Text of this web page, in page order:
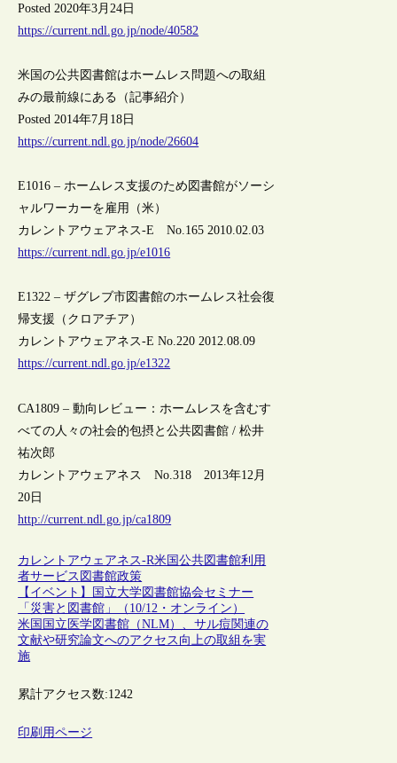
Posted 2020年3月24日
https://current.ndl.go.jp/node/40582
米国の公共図書館はホームレス問題への取組
みの最前線にある（記事紹介）
Posted 2014年7月18日
https://current.ndl.go.jp/node/26604
E1016 – ホームレス支援のため図書館がソーシ
ャルワーカーを雇用（米）
カレントアウェアネス-E No.165 2010.02.03
https://current.ndl.go.jp/e1016
E1322 – ザグレブ市図書館のホームレス社会復
帰支援（クロアチア）
カレントアウェアネス-E No.220 2012.08.09
https://current.ndl.go.jp/e1322
CA1809 – 動向レビュー：ホームレスを含むす
べての人々の社会的包摂と公共図書館 / 松井
祐次郎
カレントアウェアネス No.318 2013年12月
20日
http://current.ndl.go.jp/ca1809
カレントアウェアネス-R米国公共図書館利用
者サービス 図書館政策
【イベント】国立大学図書館協会セミナー
「災害と図書館」（10/12・オンライン）
米国国立医学図書館（NLM）、サル痘関連の
文献や研究論文へのアクセス向上の取組を実
施
累計アクセス数:1242
印刷用ページ